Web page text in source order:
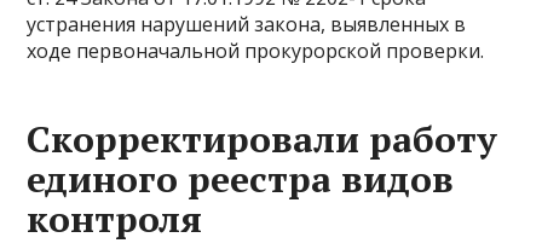
устранения нарушений закона, выявленных в
ходе первоначальной прокурорской проверки.
Скорректировали работу
единого реестра видов
контроля